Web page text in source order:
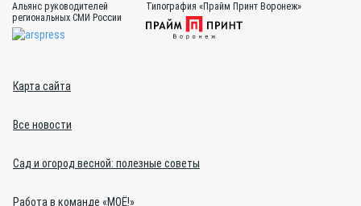
Альянс руководителей
региональных СМИ России
Типография «Прайм Принт Воронеж»
Карта сайта
Все новости
Сад и огород весной: полезные советы
Работа в команде «МОЁ!»